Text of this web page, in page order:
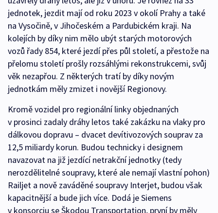
jednotek, jezdit mají od roku 2023 v okolí Prahy a také
na Vysočině, v Jihočeském a Pardubickém kraji. Na
kolejích by díky nim mělo ubýt starých motorových
vozů řady 854, které jezdí přes půl století, a přestože na
přelomu století prošly rozsáhlými rekonstrukcemi, svůj
věk nezapřou. Z některých tratí by díky novým
jednotkám měly zmizet i novější Regionovy.
Kromě vozidel pro regionální linky objednaných
v prosinci zadaly dráhy letos také zakázku na vlaky pro
dálkovou dopravu – dvacet devítivozových souprav za
12,5 miliardy korun. Budou technicky i designem
navazovat na již jezdící netrakční jednotky (tedy
nerozdělitelné soupravy, které ale nemají vlastní pohon)
Railjet a nově zaváděné soupravy Interjet, budou však
kapacitnější a bude jich více. Dodá je Siemens
v konsorciu se Škodou Transportation, první by měly